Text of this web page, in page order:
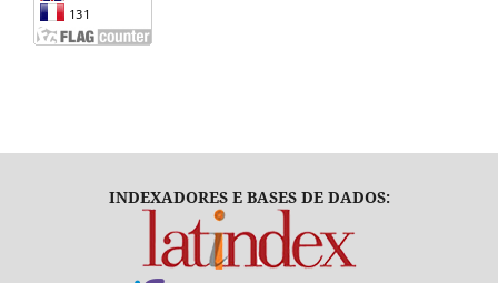
INDEXADORES E BASES DE DADOS: